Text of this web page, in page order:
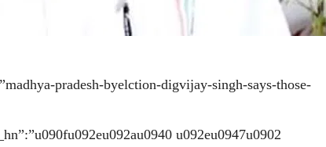
pradesh-byelction-digvijay-singh-says-those-
u092eu0947u0902